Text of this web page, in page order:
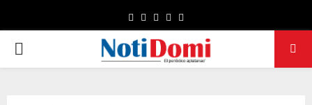
Facebook
TwitterInstagram
Pinterest
PRIMARY